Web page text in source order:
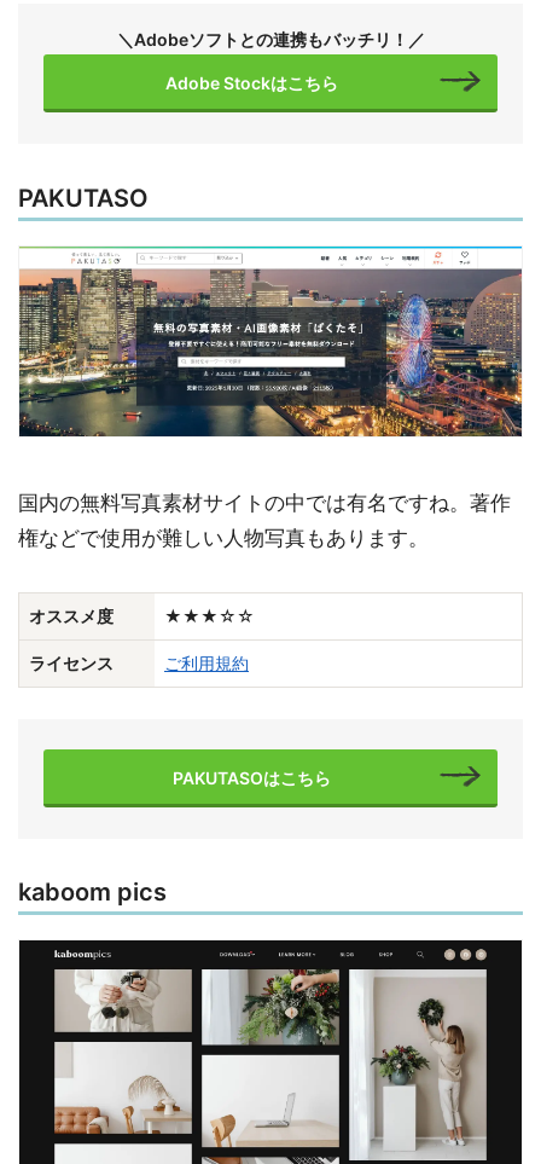
＼Adobeソフトとの連携もバッチリ！／
Adobe Stockはこちら
PAKUTASO
国内の無料写真素材サイトの中では有名ですね。著作
権などで使用が難しい人物写真もあります。
オススメ度 ★★★☆☆
ライセンス ご利用規約
PAKUTASOはこちら
kaboom pics